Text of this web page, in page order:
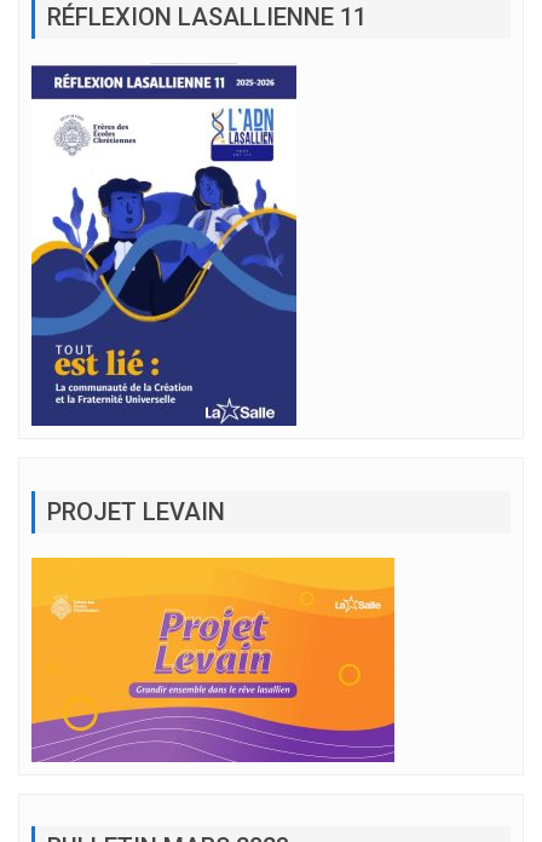
RÉFLEXION LASALLIENNE 11
PROJET LEVAIN